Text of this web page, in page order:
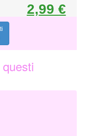
2,99 €